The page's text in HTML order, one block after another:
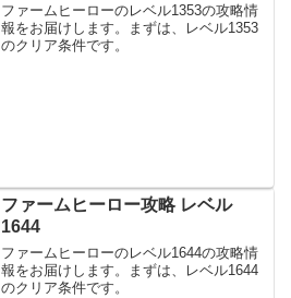
ファームヒーローのレベル1353の攻略情
報をお届けします。まずは、レベル1353
のクリア条件です。
ファームヒーロー攻略 レベル
1644
ファームヒーローのレベル1644の攻略情
報をお届けします。まずは、レベル1644
のクリア条件です。